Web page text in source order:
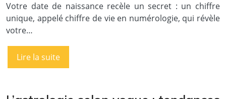
Votre date de naissance recèle un secret : un chiffre
unique, appelé chiffre de vie en numérologie, qui révèle
votre…
Lire la suite